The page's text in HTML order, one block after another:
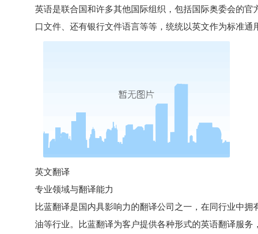
英语是联合国和许多其他国际组织，包括国际奥委会的
口文件、还有银行文件语言等等，统统以英文作为标准通
英文翻译
专业领域与翻译能力
比蓝翻译是国内具影响力的翻译公司之一，在同行业中
油等行业。比蓝翻译为客户提供各种形式的英语翻译服